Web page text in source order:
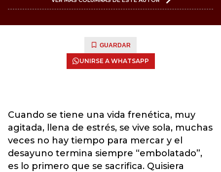
GUARDAR
UNIRSE A WHATSAPP
Cuando se tiene una vida frenética, muy
agitada, llena de estrés, se vive sola, muchas
veces no hay tiempo para mercar y el
desayuno termina siempre “embolatado”,
es lo primero que se sacrifica. Quisiera